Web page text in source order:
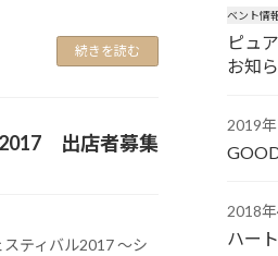
続きを読む
2017 出店者募集
ティバル2017 ～シ
ベント情
ピュ
お知
2019
2018
ハー